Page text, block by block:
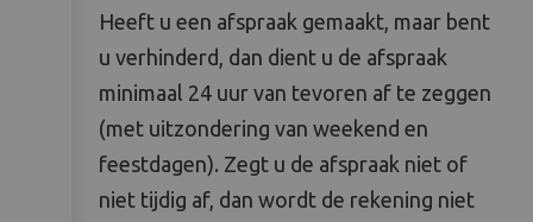
Heeft u een afspraak gemaakt, maar bent
u verhinderd, dan dient u de afspraak
minimaal 24 uur van tevoren af te zeggen
(met uitzondering van weekend en
feestdagen). Zegt u de afspraak niet of
niet tijdig af, dan wordt de rekening niet